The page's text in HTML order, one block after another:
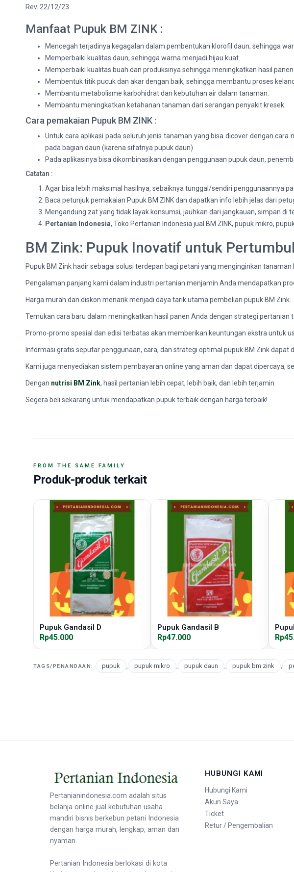
Rev. 22/12/23.
Manfaat Pupuk BM ZINK :
Mencegah terjadinya kegagalan dalam pembentukan klorofil daun, sehingga
Memperbaiki kualitas daun, sehingga warna menjadi hijau kuat.
Memperbaiki kualitas buah dan produksinya sehingga meningkatkan hasil panen
Membentuk titik pucuk dan akar dengan baik, sehingga membantu proses
Membantu metabolisme karbohidrat dan kebutuhan air dalam tanaman.
Membantu meningkatkan ketahanan tanaman dari serangan penyakit kresek.
Cara pemakaian Pupuk BM ZINK :
Untuk cara aplikasi pada seluruh jenis tanaman yang bisa dicover dengan
pada bagian daun (karena sifatnya pupuk daun)
Pada aplikasinya bisa dikombinasikan dengan penggunaan pupuk daun,
Catatan :
Agar bisa lebih maksimal hasilnya, sebaiknya tunggal/sendiri penggunaannya
Baca petunjuk pemakaian Pupuk BM ZINK dan dapatkan info lebih jelas dari
Mengandung zat yang tidak layak konsumsi, jauhkan dari jangkauan, simpan di
Pertanian Indonesia, Toko Pertanian Indonesia jual BM ZINK, pupuk mikro,
BM Zink: Pupuk Inovatif untuk
Pupuk BM Zink hadir sebagai solusi terdepan bagi petani yang menginginkan
Pengalaman panjang kami dalam industri pertanian menjamin Anda mendapatkan
Harga murah dan diskon menarik menjadi daya tarik utama pembelian pupuk BM Zink.
Temukan cara baru dalam meningkatkan hasil panen Anda dengan strategi pertanian
Promo-promo spesial dan edisi terbatas akan memberikan keuntungan ekstra untuk
Informasi gratis seputar penggunaan, cara, dan strategi optimal pupuk BM Zink dapat
Kami juga menyediakan sistem pembayaran online yang aman dan dapat dipercaya,
Dengan nutrisi BM Zink, hasil pertanian lebih cepat, lebih baik, dan lebih terjamin.
Segera beli sekarang untuk mendapatkan pupuk terbaik dengan harga terbaik!
FROM THE SAME FAMILY
Produk-produk terkait
Pupuk Gandasil D
Rp45.000
Pupuk Gandasil B
Rp47.000
TAGS/PENANDAAN: pupuk , pupuk mikro , pupuk daun , pupuk bm zink ,
Pertanianindonesia.com adalah situs
belanja online jual kebutuhan usaha
mandiri bisnis berkebun petani Indonesia
dengan harga murah, lengkap, aman dan
nyaman.
Pertanian Indonesia berlokasi di kota
HUBUNGI KAMI
Hubungi Kami
Akun Saya
Ticket
Retur / Pengembalian